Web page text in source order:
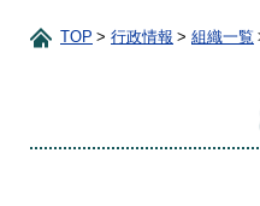
TOP 行政情報 組織一覧